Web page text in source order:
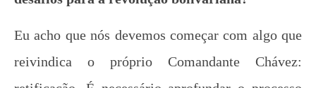
admin
Eu acho que nós devemos começar com algo que
reivindica o próprio Comandante Chávez: